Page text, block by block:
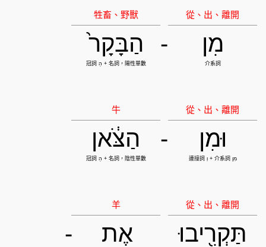
מִן - הַבָּקָר֙
וּמִן - הַצֹּ֔אן
תַּקְרִ֖יבוּ אֶת -